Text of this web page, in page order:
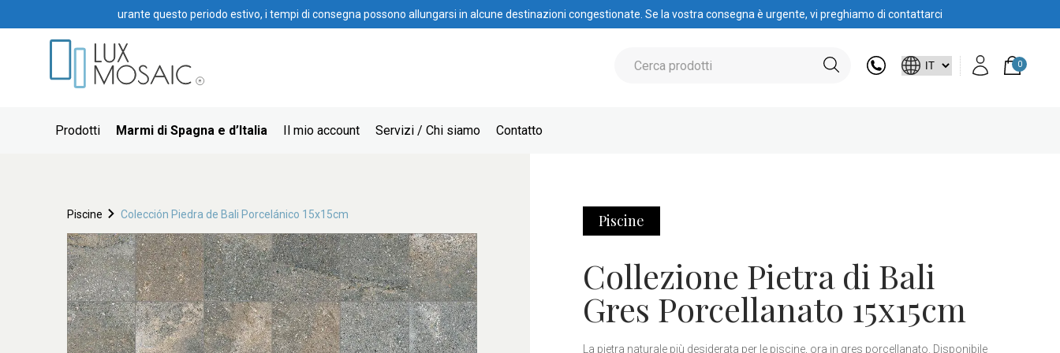
urante questo periodo estivo, i tempi di consegna possono allungarsi in alcune destinazioni congestionate. Se la vostra consegna è urgente, vi preghiamo di contattarci
0
Prodotti Marmi di Spagna e d’Italia Il mio account Servizi / Chi siamo Contatto
Piscine Colección Piedra de Bali Porcelánico 15x15cm Piscine
Collezione Pietra di Bali
Gres Porcellanato 15x15cm
La pietra naturale più desiderata per le piscine, ora in gres porcellanato. Disponibile